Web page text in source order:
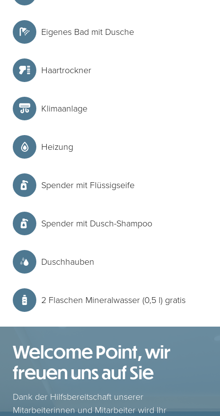
Eigenes Bad mit Dusche
Haartrockner
Klimaanlage
Heizung
Spender mit Flüssigseife
Spender mit Dusch-Shampoo
Duschhauben
2 Flaschen Mineralwasser (0,5 l) gratis
Welcome Point, wir
freuen uns auf Sie
Dank der Hilfsbereitschaft unserer
Mitarbeiterinnen und Mitarbeiter wird Ihr